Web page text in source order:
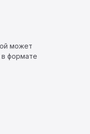
может
в формате